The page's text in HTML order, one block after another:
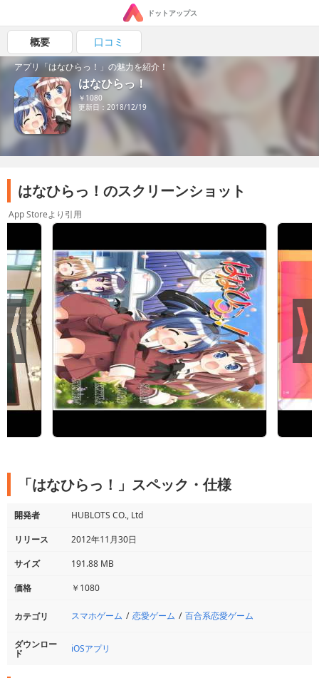
ドットアップス
概要 口コミ
アプリ「はなひらっ！」の魅力を紹介！
はなひらっ！
￥1080
更新日：2018/12/19
はなひらっ！のスクリーンショット
App Storeより引用
「はなひらっ！」スペック・仕様
開発者
HUBLOTS CO., Ltd
リリース
2012年11月30日
サイズ
191.88 MB
価格
￥1080
カテゴリ スマホゲーム 恋愛ゲーム 百合系恋愛ゲーム
ダウンロー
ド iOSアプリ